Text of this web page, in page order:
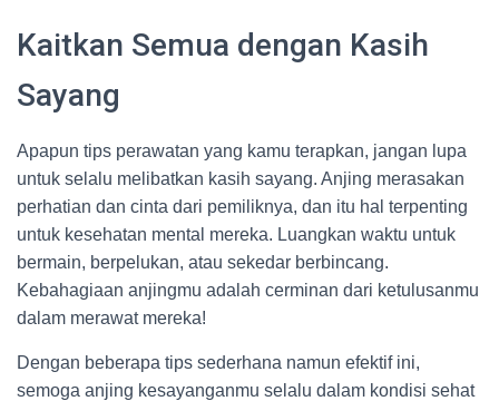
Kaitkan Semua dengan Kasih
Sayang
Apapun tips perawatan yang kamu terapkan, jangan lupa
untuk selalu melibatkan kasih sayang. Anjing merasakan
perhatian dan cinta dari pemiliknya, dan itu hal terpenting
untuk kesehatan mental mereka. Luangkan waktu untuk
bermain, berpelukan, atau sekedar berbincang.
Kebahagiaan anjingmu adalah cerminan dari ketulusanmu
dalam merawat mereka!
Dengan beberapa tips sederhana namun efektif ini,
semoga anjing kesayanganmu selalu dalam kondisi sehat